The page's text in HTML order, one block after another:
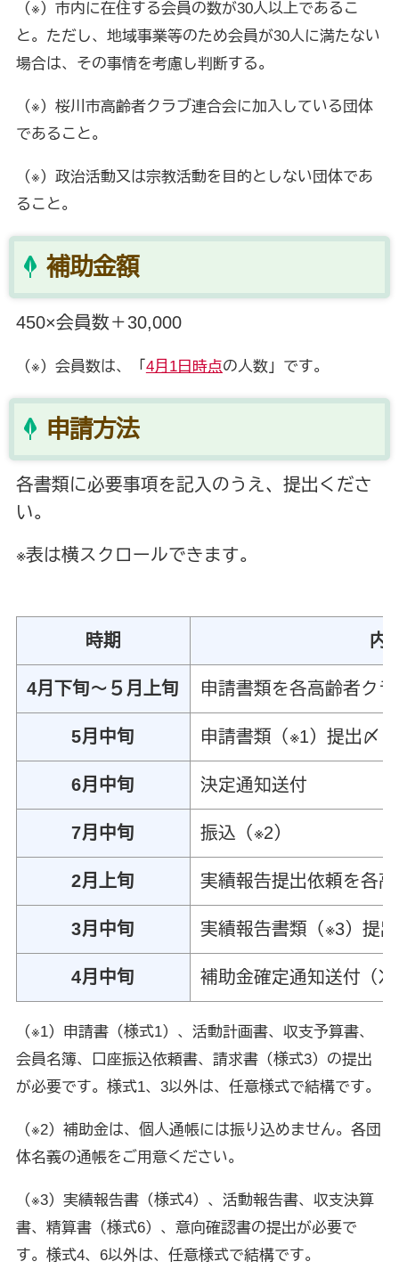
（※）市内に在住する会員の数が30人以上であるこ
と。ただし、地域事業等のため会員が30人に満たない
場合は、その事情を考慮し判断する。
（※）桜川市高齢者クラブ連合会に加入している団体
であること。
（※）政治活動又は宗教活動を目的としない団体であ
ること。
補助金額
450×会員数＋30,000
（※）会員数は、「 4月1日時点の人数」です。
申請方法
各書類に必要事項を記入のうえ、提出くださ
い。
※表は横スクロールできます。
時期 内
4月下旬～５月上旬 申請書類を各高齢者ク
5月中旬 申請書類（※1）提出〆
6月中旬 決定通知送付
7月中旬 振込（※2）
2月上旬 実績報告提出依頼を各
3月中旬 実績報告書類（※3）提
4月中旬 補助金確定通知送付（
（※1）申請書（様式1）、活動計画書、収支予算書、
会員名簿、口座振込依頼書、請求書（様式3）の提出
が必要です。様式1、3以外は、任意様式で結構です。
（※2）補助金は、個人通帳には振り込めません。各団
体名義の通帳をご用意ください。
（※3）実績報告書（様式4）、活動報告書、収支決算
書、精算書（様式6）、意向確認書の提出が必要で
す。様式4、6以外は、任意様式で結構です。